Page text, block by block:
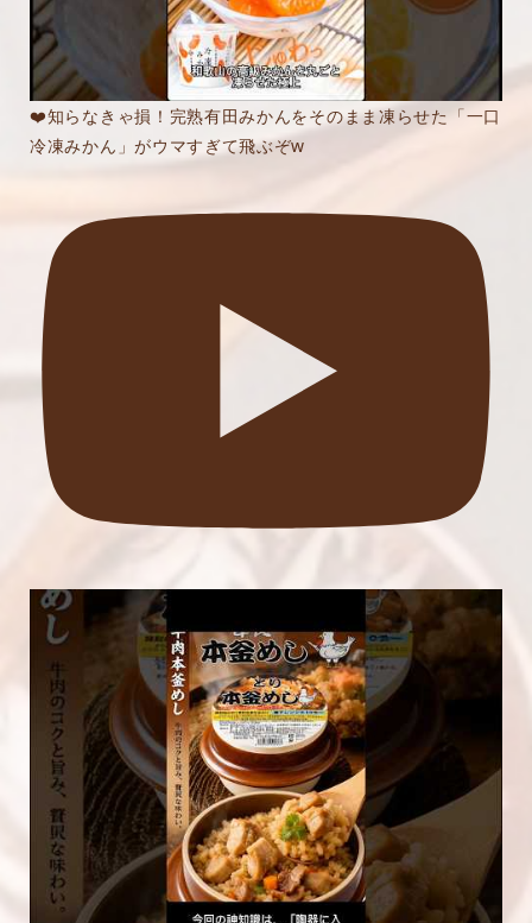
❤️知らなきゃ損！完熟有田みかんをそのまま凍らせた「一口
冷凍みかん」がウマすぎて飛ぶぞw